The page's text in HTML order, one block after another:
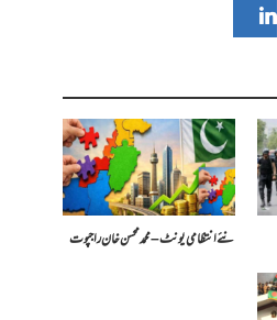
​نئے انتظامی یونٹ – محمد محسن خان راجپوت